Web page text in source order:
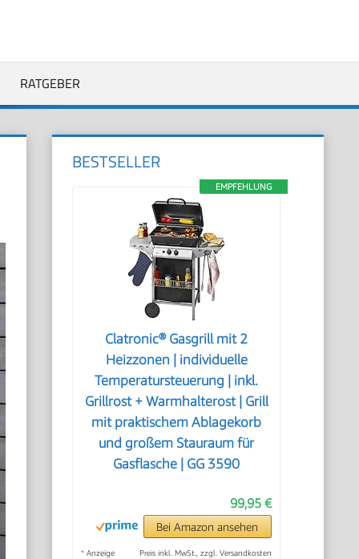
RATGEBER
BESTSELLER
EMPFEHLUNG
Clatronic® Gasgrill mit 2
Heizzonen | individuelle
Temperatursteuerung | inkl.
Grillrost + Warmhalterost | Grill
mit praktischem Ablagekorb
und großem Stauraum für
Gasflasche | GG 3590
99,95 €
Bei Amazon ansehen
* Anzeige Preis inkl. MwSt., zzgl. Versandkosten